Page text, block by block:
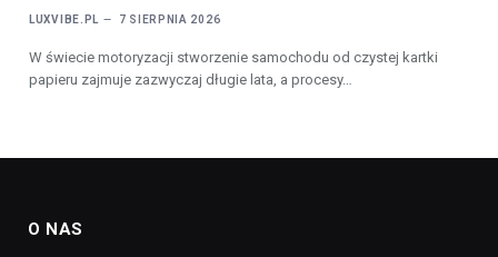
LUXVIBE.PL 7 SIERPNIA 2026
W świecie motoryzacji stworzenie samochodu od czystej kartki
papieru zajmuje zazwyczaj długie lata, a procesy…
O NAS